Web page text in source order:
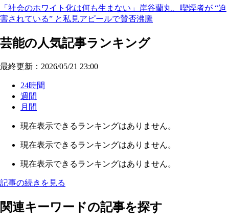
「社会のホワイト化は何も生まない」岸谷蘭丸、喫煙者が “迫
害されている” と私見アピールで賛否沸騰
芸能の人気記事ランキング
最終更新：2026/05/21 23:00
24時間
週間
月間
現在表示できるランキングはありません。
現在表示できるランキングはありません。
現在表示できるランキングはありません。
記事の続きを見る
関連キーワードの記事を探す